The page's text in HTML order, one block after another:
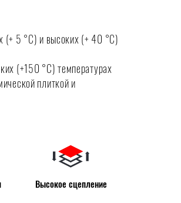
(+ 5 °C) и высоких (+ 40 °C)
(+150 °C) температурах
плиткой и
Высокое сцепление